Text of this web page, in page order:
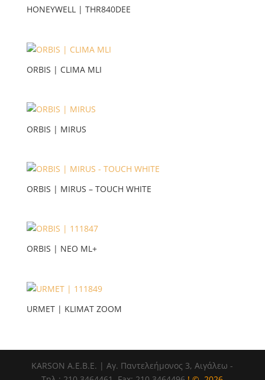
HONEYWELL | THR840DEE
ORBIS | CLIMA MLI
ORBIS | MIRUS
ORBIS | MIRUS – TOUCH WHITE
ORBIS | NEO ML+
URMET | ΚLIMAT ZOΟM
ΚΑRSOΝ Α.E.B.E. | Αγ. Παντελεήμονος 3, Αιγάλεω -